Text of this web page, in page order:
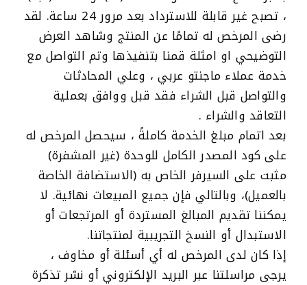
، تصبح غير قابلة للاسترداد بعد مرور 24 ساعة. لقد
رضى المرخص له تمامًا عن المنتج وشاهد العرض
التوضيحي او امثلة قمنا بتنفيذها وتم التواصل مع
خدمة عملاء ماجنتو عربي ، وعلي المحادثات
والتواصل قبل الشراء فقد قبل ووافق بعملية
التعاقد والشراء .
بعد اتمام مبلغ الخدمة كاملةً ، سيحصل المرخص له
على كود المصدر الكامل للوحدة (غير المشفرة)
مثبت على السيرفر الخاص به (الاستضافة الخاصة
بالعميل)، وبالتالي فإن جميع المبيعات نهائية. لا
يمكننا تقديم المبالغ المستردة أو المرتجعات أو
الاستبدال أو النسخ التجريبية لمنتجاتنا.
إذا كان لدى المرخص له أي أسئلة أو مخاوف ،
يرجى مراسلتنا عبر البريد الإلكتروني أو نشر تذكرة